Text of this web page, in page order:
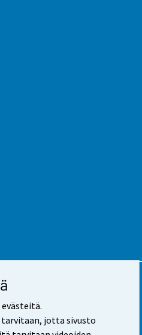
jotta sivusto